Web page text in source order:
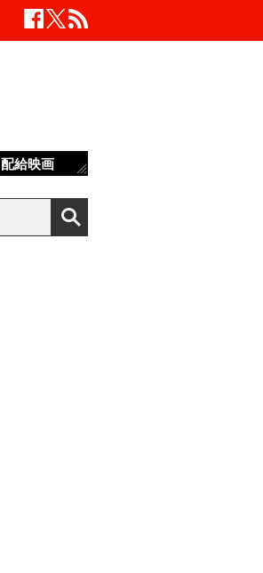
配給映画